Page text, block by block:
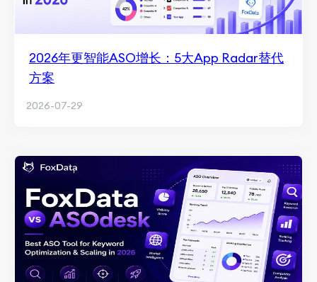
2026年更智能ASO增长：5大App Radar替代
方案
2026-07-29